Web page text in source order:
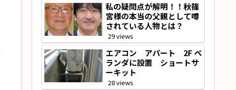
私の疑問点が解明！！秋篠
宮様の本当の父親として噂
されている人物とは？
29 views
エアコン アパート 2F ベ
ランダに設置 ショートサ
ーキット
28 views